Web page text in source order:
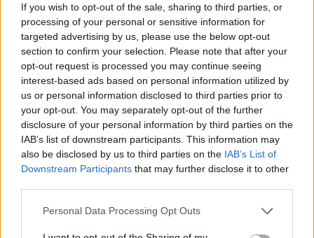
If you wish to opt-out of the sale, sharing to third parties, or
processing of your personal or sensitive information for
targeted advertising by us, please use the below opt-out
section to confirm your selection. Please note that after your
opt-out request is processed you may continue seeing
interest-based ads based on personal information utilized by
us or personal information disclosed to third parties prior to
your opt-out. You may separately opt-out of the further
disclosure of your personal information by third parties on the
IAB’s list of downstream participants. This information may
also be disclosed by us to third parties on the IAB’s List of
Downstream Participants that may further disclose it to other
Personal Data Processing Opt Outs
Publicidad